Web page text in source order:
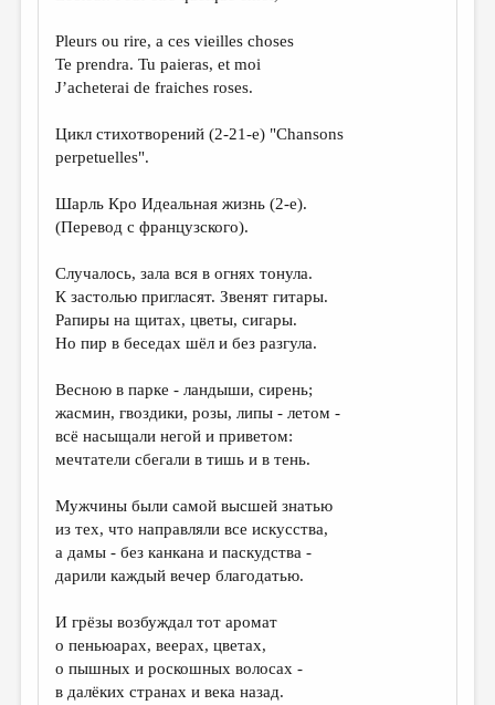
МЕДИА
ВКОНТАКТЕ
Pleurs ou rire, a ces vieilles choses
Te prendra. Tu paieras, et moi
J’acheterai de fraiches roses.
Цикл стихотворений (2-21-е) "Chansons
perpetuelles".
Шарль Кро Идеальная жизнь (2-e).
(Перевод с французского).
Случалось, зала вся в огнях тонула.
К застолью пригласят. Звенят гитары.
Рапиры на щитах, цветы, сигары.
Но пир в беседах шёл и без разгула.
Весною в парке - ландыши, сирень;
жасмин, гвоздики, розы, липы - летом -
всё насыщали негой и приветом:
мечтатели сбегали в тишь и в тень.
Мужчины были самой высшей знатью
из тех, что направляли все искусства,
а дамы - без канкана и паскудства -
дарили каждый вечер благодатью.
И грёзы возбуждал тот аромат
о пеньюарах, веерах, цветах,
о пышных и роскошных волосах -
в далёких странах и века назад.